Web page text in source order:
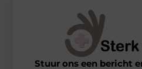
Stuur ons een bericht